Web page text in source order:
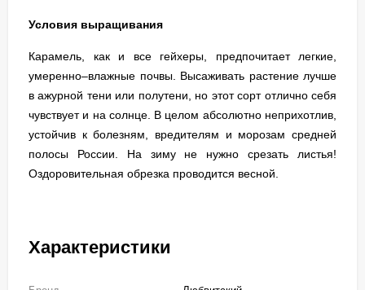
Условия выращивания
Карамель, как и все гейхеры, предпочитает легкие,
умеренно–влажные почвы. Высаживать растение лучше
в ажурной тени или полутени, но этот сорт отлично себя
чувствует и на солнце. В целом абсолютно неприхотлив,
устойчив к болезням, вредителям и морозам средней
полосы России. На зиму не нужно срезать листья!
Оздоровительная обрезка проводится весной.
Характеристики